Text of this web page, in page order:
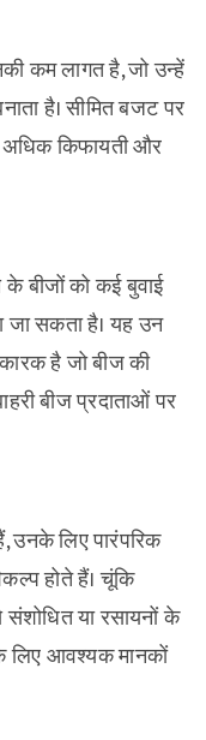
कम लागत है, जो उन्हें
है। सीमित बजट पर
अधिक किफायती और
के बीजों को कई बुवाई
जा सकता है। यह उन
है जो बीज की
बीज प्रदाताओं पर
लिए पारंपरिक
होते हैं। चूंकि
या रसायनों के
लिए आवश्यक मानकों